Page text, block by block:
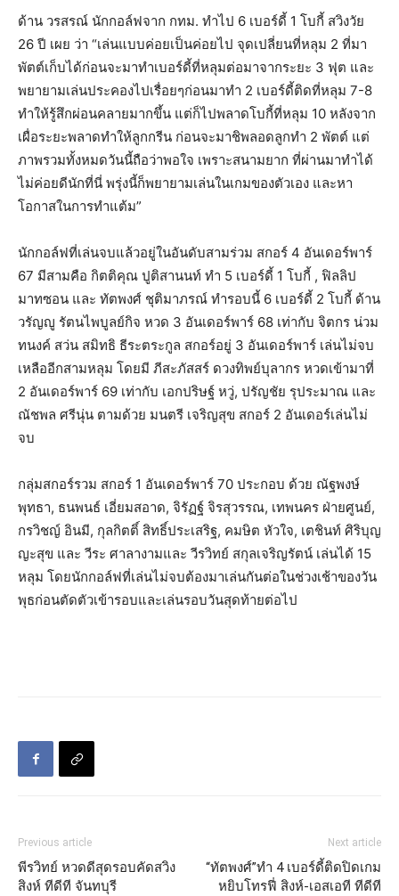
ด้าน วรสรณ์ นักกอล์ฟจาก กทม. ทำไป 6 เบอร์ดี้ 1 โบกี้ สวิงวัย
26 ปี เผย ว่า “เล่นแบบค่อยเป็นค่อยไป จุดเปลี่ยนที่หลุม 2 ที่มา
พัตต์เก็บได้ก่อนจะมาทำเบอร์ดี้ที่หลุมต่อมาจากระยะ 3 ฟุต และ
พยายามเล่นประคองไปเรื่อยๆก่อนมาทำ 2 เบอร์ดี้ติดที่หลุม 7-8
ทำให้รู้สึกผ่อนคลายมากขึ้น แต่ก็ไปพลาดโบกี้ที่หลุม 10 หลังจาก
เผื่อระยะพลาดทำให้ลูกกรีน ก่อนจะมาชิพลอดลูกทำ 2 พัตต์ แต่
ภาพรวมทั้งหมดวันนี้ถือว่าพอใจ เพราะสนามยาก ที่ผ่านมาทำได้
ไม่ค่อยดีนักที่นี่ พรุ่งนี้ก็พยายามเล่นในเกมของตัวเอง และหา
โอกาสในการทำแต้ม”
นักกอล์ฟที่เล่นจบแล้วอยู่ในอันดับสามร่วม สกอร์ 4 อันเดอร์พาร์
67 มีสามคือ กิตติคุณ ปูติสานนท์ ทำ 5 เบอร์ดี้ 1 โบกี้ , ฟิลลิป
มาทซอน และ ทัตพงศ์ ชุติมาภรณ์ ทำรอบนี้ 6 เบอร์ดี้ 2 โบกี้ ด้าน
วรัญญู รัตนไพบูลย์กิจ หวด 3 อันเดอร์พาร์ 68 เท่ากับ จิตกร น่วม
ทนงค์ สว่น สมิทธิ ธีระตระกูล สกอร์อยู่ 3 อันเดอร์พาร์ เล่นไม่จบ
เหลืออีกสามหลุม โดยมี ภีสะภัสสร์ ดวงทิพย์บุลากร หวดเข้ามาที่
2 อันเดอร์พาร์ 69 เท่ากับ เอกปริษฐ์ หวู่, ปรัญชัย รุประมาณ และ
ณัชพล ศรีนุ่น ตามด้วย มนตรี เจริญสุข สกอร์ 2 อันเดอร์เล่นไม่
จบ
กลุ่มสกอร์รวม สกอร์ 1 อันเดอร์พาร์ 70 ประกอบ ด้วย ณัฐพงษ์
พุทธา, ธนพนธ์ เอี่ยมสอาด, จิรัฏฐ์ จิรสุวรรณ, เทพนคร ฝ่ายศูนย์,
กรวิชญ์ อินมี, กุลกิตติ์ สิทธิ์ประเสริฐ, คมษิต หัวใจ, เตชินท์ ศิริบุญ
ญะสุข และ วีระ ศาลางามและ วีรวิทย์ สกุลเจริญรัตน์ เล่นได้ 15
หลุม โดยนักกอล์ฟที่เล่นไม่จบต้องมาเล่นกันต่อในช่วงเช้าของวัน
พุธก่อนตัดตัวเข้ารอบและเล่นรอบวันสุดท้ายต่อไป
Previous article
พีรวิทย์ หวดดีสุดรอบคัดสวิง
สิงห์ ทีดีที จันทบุรี
Next article
“ทัตพงศ์”ทำ 4 เบอร์ดี้ติดปิดเกม
หยิบโทรฟี่ สิงห์-เอสเอที ทีดีที